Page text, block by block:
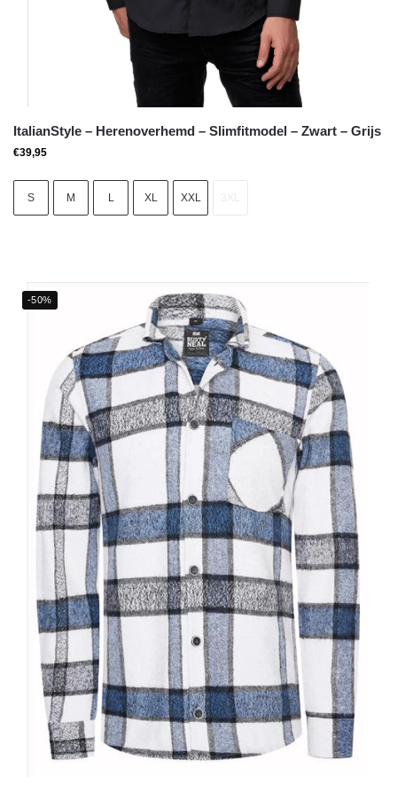
ItalianStyle – Herenoverhemd – Slimfitmodel – Zwart – Grijs
€39,95
S M L XL XXL
-50%